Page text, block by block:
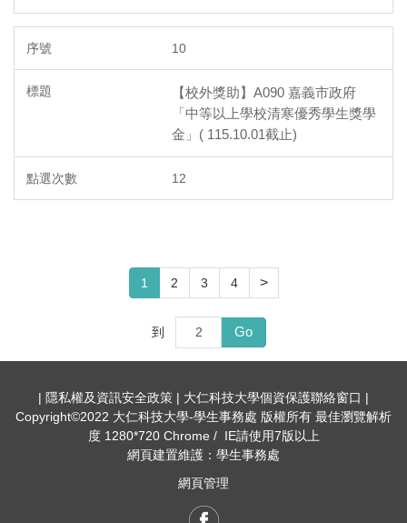
10
【校外獎助】A090 嘉義市政府
「中等以上學校清寒優秀學生獎學
金」( 115.10.01截止)
12
1 2 3 4 >
到 Go
| 隱私權及資訊安全政策 | 大仁科技大學個資保護聯絡窗口 |
Copyright©2022 大仁科技大學-學生事務處 版權所有 最佳瀏覽解析
度 1280*720 Chrome / IE請使用7版以上
網頁建置維護：學生事務處
網頁管理